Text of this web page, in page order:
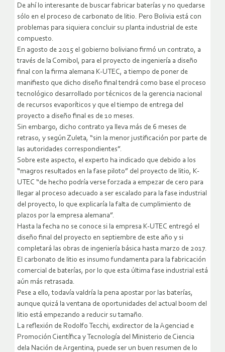
De ahí lo interesante de buscar fabricar baterías y no quedarse
sólo en el proceso de carbonato de litio. Pero Bolivia está con
problemas para siquiera concluir su planta industrial de este
compuesto.
En agosto de 2015 el gobierno boliviano firmó un contrato, a
través de la Comibol, para el proyecto de ingeniería a diseño
final con la firma alemana K-UTEC, a tiempo de poner de
manifiesto que dicho diseño final tendrá como base el proceso
tecnológico desarrollado por técnicos de la gerencia nacional
de recursos evaporíticos y que el tiempo de entrega del
proyecto a diseño final es de 10 meses.
Sin embargo, dicho contrato ya lleva más de 6 meses de
retraso, y según Zuleta, “sin la menor justificación por parte de
las autoridades correspondientes”.
Sobre este aspecto, el experto ha indicado que debido a los
“magros resultados en la fase piloto” del proyecto de litio, K-
UTEC “de hecho podría verse forzada a empezar de cero para
llegar al proceso adecuado a ser escalado para la fase industrial
del proyecto, lo que explicaría la falta de cumplimiento de
plazos por la empresa alemana”.
Hasta la fecha no se conoce si la empresa K-UTEC entregó el
diseño final del proyecto en septiembre de este año y si
completará las obras de ingeniería básica hasta marzo de 2017.
El carbonato de litio es insumo fundamenta para la fabricación
comercial de baterías, por lo que esta última fase industrial está
aún más retrasada.
Pese a ello, todavía valdría la pena apostar por las baterías,
aunque quizá la ventana de oportunidades del actual boom del
litio está empezando a reducir su tamaño.
La reflexión de Rodolfo Tecchi, exdirector de la Agenciad e
Promoción Científica y Tecnología del Ministerio de Ciencia
dela Nación de Argentina, puede ser un buen resumen de lo